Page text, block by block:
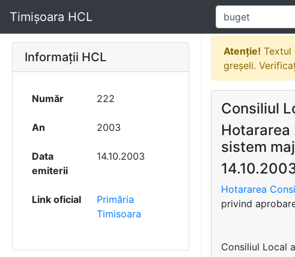
Timișoara HCL
Informații HCL
Număr 222
An 2003
Data
emiterii
14.10.2003
Link oficial
Primăria
Timisoara
Atenție! Textul
greșeli.
Consiliul
sistem
Hotararea
privind
Consiliul Local